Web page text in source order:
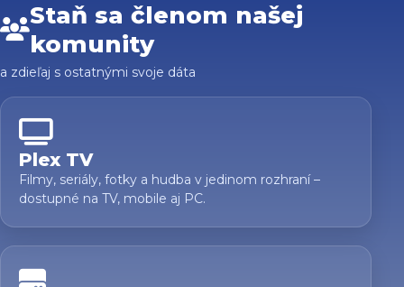
Staň sa členom našej
komunity
a zdieľaj s ostatnými svoje dáta
Plex TV
Filmy, seriály, fotky a hudba v jedinom rozhraní –
dostupné na TV, mobile aj PC.